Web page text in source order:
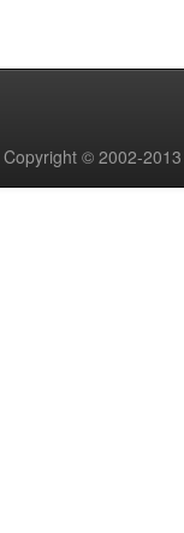
Copyright © 2002-2013